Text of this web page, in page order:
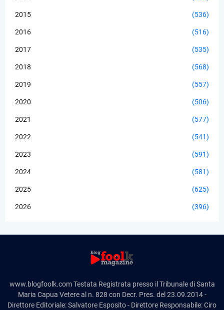
2015 (536)
2016 (516)
2017 (535)
2018 (568)
2019 (557)
2020 (506)
2021 (577)
2022 (541)
2023 (591)
2024 (581)
2025 (625)
2026 (396)
www.blogfoolk.com Testata Registrata presso il Tribunale di Santa
Maria Capua Vetere al n. 828 con Decr. Pres. del 23.09.2014 -
Direttore Editoriale: Salvatore Esposito - Direttore Responsabile: Ciro